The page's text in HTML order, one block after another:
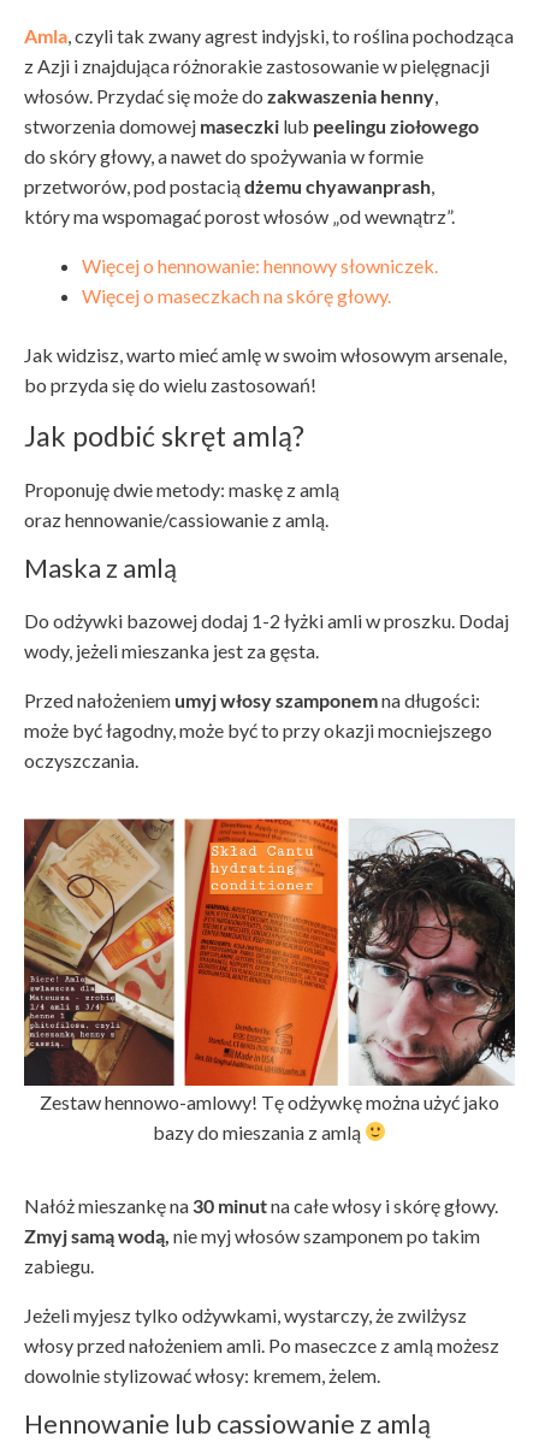
Amla , czyli tak zwany agrest indyjski, to roślina pochodząca
z Azji i znajdująca różnorakie zastosowanie w pielęgnacji
włosów. Przydać się może do zakwaszenia henny
stworzenia domowej maseczki lub peelingu ziołowego
do skóry głowy, a nawet do spożywania w formie
przetworów, pod postaciądżemu chyawanprash
który ma wspomagać porost włosów „od wewnątrz”.
Więcej o hennowanie: hennowy słowniczek.
Więcej o maseczkach na skórę głowy.
Jak widzisz, warto mieć amlę w swoim włosowym arsenale,
bo przyda się do wielu zastosowań!
Jak podbić skręt amlą?
Proponuję dwie metody: maskę z amlą
oraz hennowanie/cassiowanie z amlą.
Maska z amlą
Do odżywki bazowej dodaj 1-2 łyżki amli w proszku. Dodaj
wody, jeżeli mieszanka jest za gęsta.
Przed nałożeniem umyj włosy szamponemna długości:
może być łagodny, może być to przy okazji mocniejszego
oczyszczania.
Zestaw hennowo-amlowy! Tę odżywkę można użyć jako
bazy do mieszania z amlą
Nałóż mieszankę na 30 minutna całe włosy i skórę głowy.
Zmyj samą wodą, nie myj włosów szamponem po takim
zabiegu.
Jeżeli myjesz tylko odżywkami, wystarczy, że zwilżysz
włosy przed nałożeniem amli. Po maseczce z amlą możesz
dowolnie stylizować włosy: kremem, żelem.
Hennowanie lub cassiowanie z amlą